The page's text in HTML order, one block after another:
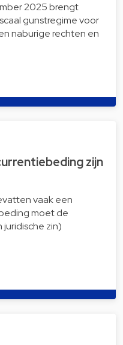
2025 brengt
gunstregime voor
naburige rechten en
zijn
vaak een
moet de
zin)